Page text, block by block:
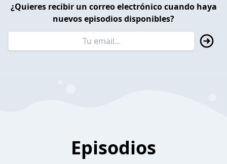
¿Quieres recibir un correo electrónico cuando haya
nuevos episodios disponibles?
Episodios